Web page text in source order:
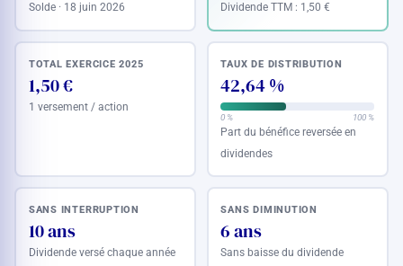
Solde · 18 juin 2026 Dividende TTM : 1,50 €
TOTAL EXERCICE 2025
1,50 €
1 versement / action
TAUX DE DISTRIBUTION
42,64 %
0 % 100 %
Part du bénéfice reversée en
dividendes
SANS INTERRUPTION
10 ans
Dividende versé chaque année
SANS DIMINUTION
6 ans
Sans baisse du dividende